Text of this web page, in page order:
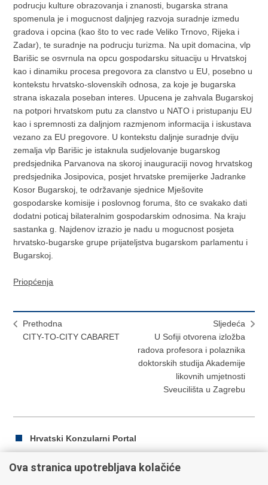
podrucju kulture obrazovanja i znanosti, bugarska strana
spomenula je i mogucnost daljnjeg razvoja suradnje izmedu
gradova i opcina (kao što to vec rade Veliko Trnovo, Rijeka i
Zadar), te suradnje na podrucju turizma. Na upit domacina, vlp
Barišic se osvrnula na opcu gospodarsku situaciju u Hrvatskoj
kao i dinamiku procesa pregovora za clanstvo u EU, posebno u
kontekstu hrvatsko-slovenskih odnosa, za koje je bugarska
strana iskazala poseban interes. Upucena je zahvala Bugarskoj
na potpori hrvatskom putu za clanstvo u NATO i pristupanju EU
kao i spremnosti za daljnjom razmjenom informacija i iskustava
vezano za EU pregovore. U kontekstu daljnje suradnje dviju
zemalja vlp Barišic je istaknula sudjelovanje bugarskog
predsjednika Parvanova na skoroj inauguraciji novog hrvatskog
predsjednika Josipovica, posjet hrvatske premijerke Jadranke
Kosor Bugarskoj, te održavanje sjednice Mješovite
gospodarske komisije i poslovnog foruma, što ce svakako dati
dodatni poticaj bilateralnim gospodarskim odnosima. Na kraju
sastanka g. Najdenov izrazio je nadu u mogucnost posjeta
hrvatsko-bugarske grupe prijateljstva bugarskom parlamentu i
Bugarskoj.
Priopćenja
Prethodna
CITY-TO-CITY CABARET
Sljedeća
U Sofiji otvorena izložba
radova profesora i polaznika
doktorskih studija Akademije
likovnih umjetnosti
Sveucilišta u Zagrebu
Hrvatski Konzularni Portal
Ova stranica upotrebljava kolačiće